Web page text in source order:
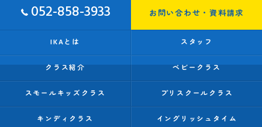
052-858-3933 お問い合わせ・資料請求
IKAとは スタッフ
クラス紹介 ベビークラス
スモールキッズクラス プリスクールクラス
キンディクラス イングリッシュタイム